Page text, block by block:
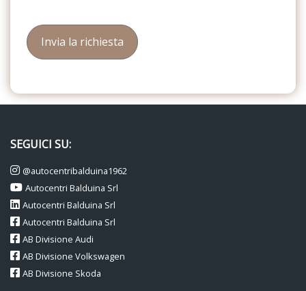
SEGUICI SU:
@autocentribalduina1962
Autocentri Balduina Srl
Autocentri Balduina Srl
Autocentri Balduina Srl
AB Divisione Audi
AB Divisione Volkswagen
AB Divisione Skoda